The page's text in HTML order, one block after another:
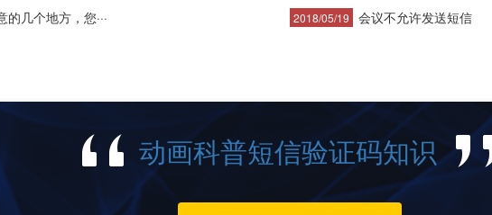
几个地方，您··· 2018/05/19 会议不允许发送短信
动画科普短信验证码知识